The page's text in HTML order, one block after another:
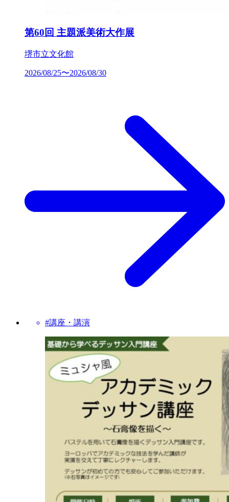
第60回 主題派美術大作展
堺市立文化館
2026/08/25〜2026/08/30
#講座・講演